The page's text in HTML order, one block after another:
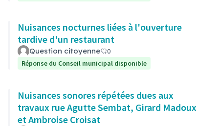
Nuisances nocturnes liées à l'ouverture
tardive d'un restaurant
Question citoyenne
0
Réponse du Conseil municipal disponible
Nuisances sonores répétées dues aux
travaux rue Agutte Sembat, Girard Madoux
et Ambroise Croisat